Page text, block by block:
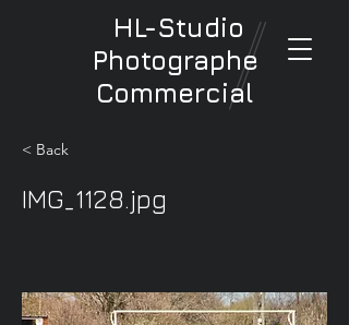
HL-Studio
Photographe
Commercial
< Back
IMG_1128.jpg